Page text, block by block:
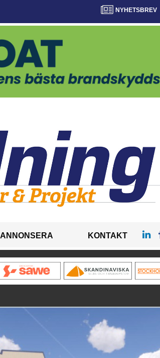
NYHETSBREV
ANNONSERA KONTAKT